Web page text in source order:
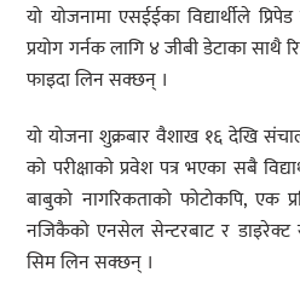
यो योजनामा एसईईका विद्यार्थीले
प्रयोग गर्नक लागि ४ जीबी डेटाका साथै
फाइदा लिन सक्छन् ।
यो योजना शुक्रबार वैशाख १६ देखि
को परीक्षाको प्रवेश पत्र भएका सबै
बाबुको नागरिकताको फोटोकपि, एक
नजिकैको एनसेल सेन्टरबाट र डाइरेक्ट
सिम लिन सक्छन् ।